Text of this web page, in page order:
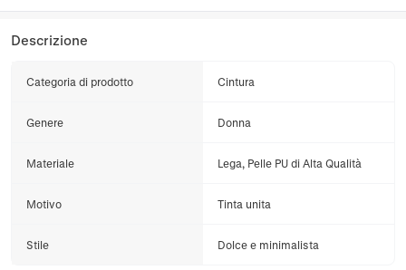
Descrizione
Categoria di prodotto Cintura
Genere Donna
Materiale Lega, Pelle PU di Alta Qualità
Motivo Tinta unita
Stile Dolce e minimalista